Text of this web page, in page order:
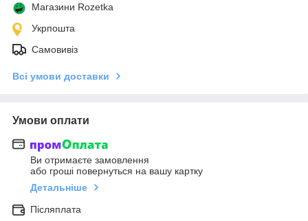
Магазини Rozetka
Укрпошта
Самовивіз
Всі умови доставки
Умови оплати
Ви отримаєте замовлення
або гроші повернуться на вашу картку
Детальніше
Післяплата